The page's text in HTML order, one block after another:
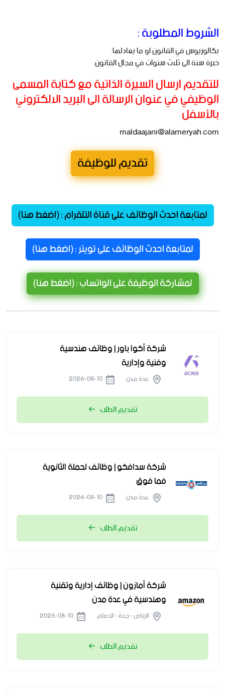
الشروط المطلوبة :
بكالوريوس في القانون او ما يعادلها.
خبرة سنة الى ثلاث سنوات في مجال القانون.
‏للتقديم ارسال السيرة الذاتية مع كتابة المسمى
الوظيفي في عنوان الرسالة الى البريد الالكتروني
بالأسفل
maldaajani@alameryah.com
تقديم للوظيفة
لمتابعة احدث الوظائف على قناة التلقرام : (اضغط هنا)
لمتابعة احدث الوظائف على تويتر : (اضغط هنا)
لمشاركة الوظيفة على الواتساب : (اضغط هنا)
شركة أكوا باور | وظائف هندسية
وفنية وإدارية
عدة مدن
تقديم الطلب
شركة سدافكو | وظائف لحملة الثانوية
فما فوق
عدة مدن
تقديم الطلب
شركة أمازون | وظائف إدارية وتقنية
وهندسية في عدة مدن
الرياض - جدة - الدمام
تقديم الطلب